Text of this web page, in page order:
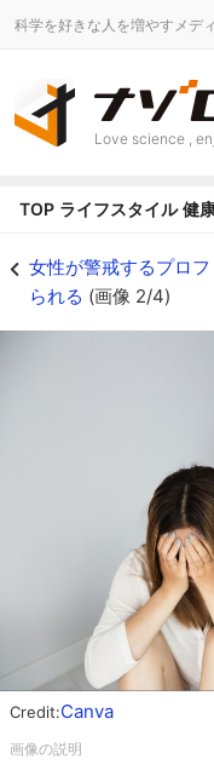
科学を好きな人を増やすメデ
Love science ,
TOP ライフスタイル 健
女性が警戒するプロ
られる (画像 2/4)
Credit:Canva